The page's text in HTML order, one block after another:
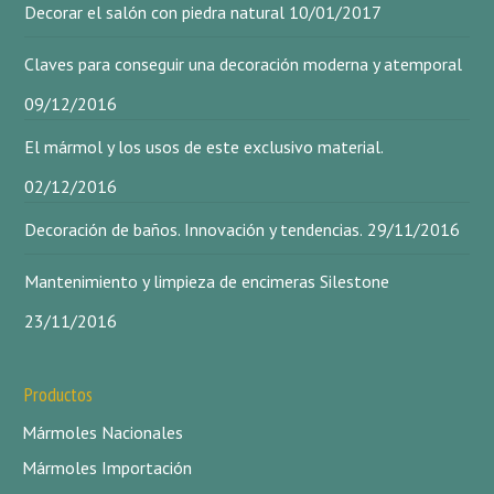
Decorar el salón con piedra natural 10/01/2017
Claves para conseguir una decoración moderna y atemporal
09/12/2016
El mármol y los usos de este exclusivo material.
02/12/2016
Decoración de baños. Innovación y tendencias. 29/11/2016
Mantenimiento y limpieza de encimeras Silestone
23/11/2016
Productos
Mármoles Nacionales
Mármoles Importación